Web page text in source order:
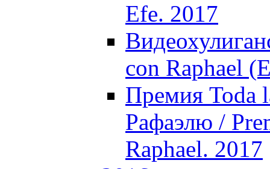
Efe. 2017
con Raphael
Премия Toda
Рафаэлю /
Raphael. 2017